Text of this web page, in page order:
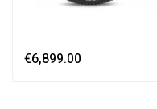
€6,899.00